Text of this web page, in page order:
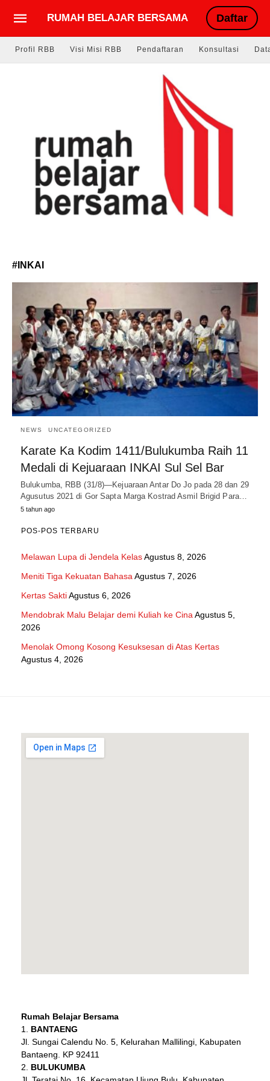
RUMAH BELAJAR BERSAMA Daftar
Profil RBB Visi Misi RBB Pendaftaran Konsultasi
#INKAI
NEWS UNCATEGORIZED
Karate Ka Kodim 1411/Bulukumba Raih 11
Medali di Kejuaraan INKAI Sul Sel Bar
Bulukumba, RBB (31/8)—Kejuaraan Antar Do Jo pada 28 dan 29
Agusutus 2021 di Gor Sapta Marga Kostrad Asmil Brigid Para…
5 tahun ago
POS-POS TERBARU
Melawan Lupa di Jendela KelasAgustus 8, 2026
Meniti Tiga Kekuatan Bahasa Agustus 7, 2026
Kertas SaktiAgustus 6, 2026
Mendobrak Malu Belajar demi Kuliah ke Cina Agustus 5,
2026
Menolak Omong Kosong Kesuksesan di Atas Kertas
Agustus 4, 2026
Rumah Belajar Bersama
BANTAENG
Jl. Sungai Calendu No. 5, Kelurahan Mallilingi, Kabupaten
Bantaeng. KP 92411
BULUKUMBA